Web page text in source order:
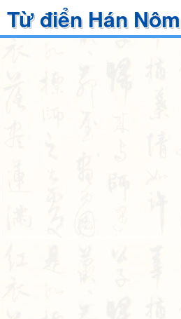
Từ điển Hán Nôm